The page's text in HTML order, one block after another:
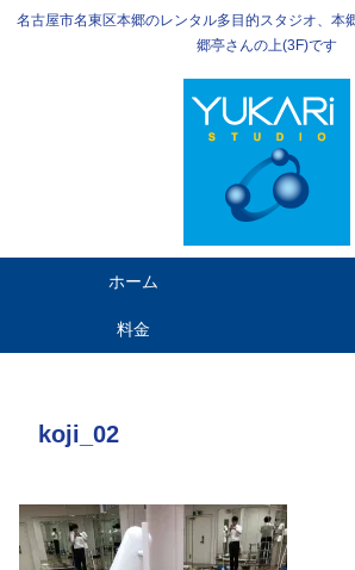
名古屋市名東区本郷のレンタル多目的スタジオ、本
郷亭さんの上(3F)です
ホーム
料金
koji_02